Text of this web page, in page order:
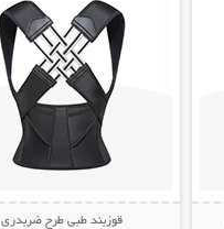
قوزبند طبی طرح ضربدری